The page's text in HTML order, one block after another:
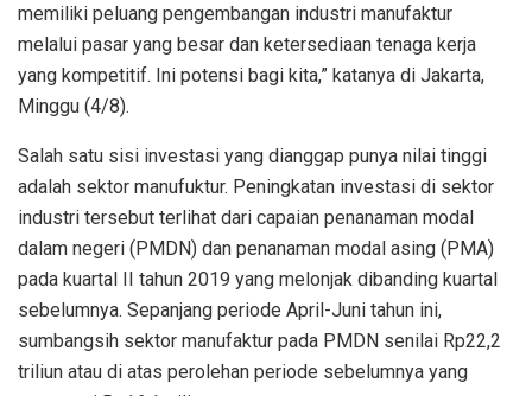
memiliki peluang pengembangan industri manufaktur
melalui pasar yang besar dan ketersediaan tenaga kerja
yang kompetitif. Ini potensi bagi kita,” katanya di Jakarta,
Minggu (4/8).
Salah satu sisi investasi yang dianggap punya nilai tinggi
adalah sektor manufuktur. Peningkatan investasi di sektor
industri tersebut terlihat dari capaian penanaman modal
dalam negeri (PMDN) dan penanaman modal asing (PMA)
pada kuartal II tahun 2019 yang melonjak dibanding kuartal
sebelumnya. Sepanjang periode April-Juni tahun ini,
sumbangsih sektor manufaktur pada PMDN senilai Rp22,2
triliun atau di atas perolehan periode sebelumnya yang